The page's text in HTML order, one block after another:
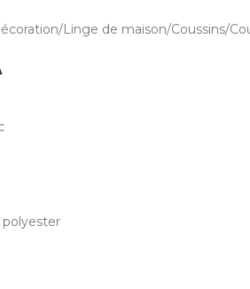
Linge de maison Coussins